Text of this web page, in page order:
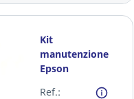
Kit
manutenzione
Epson
Ref.: